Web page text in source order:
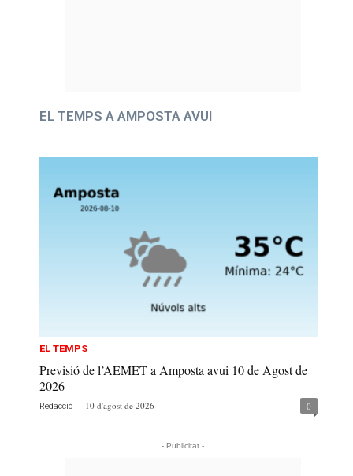
EL TEMPS A AMPOSTA AVUI
EL TEMPS
Previsió de l’AEMET a Amposta avui 10 de Agost de
2026
Redacció - 10 d'agost de 2026 0
- Publicitat -